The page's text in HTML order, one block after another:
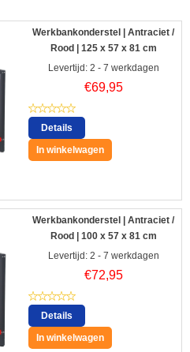
Werkbankonderstel | Antraciet /
Rood | 125 x 57 x 81 cm
Levertijd: 2 - 7 werkdagen
€69,95
Details
In winkelwagen
Werkbankonderstel | Antraciet /
Rood | 100 x 57 x 81 cm
Levertijd: 2 - 7 werkdagen
€72,95
Details
In winkelwagen